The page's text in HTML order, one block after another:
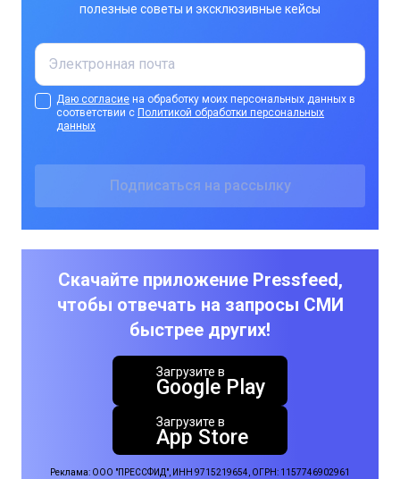
полезные советы и эксклюзивные кейсы
Даю согласие на обработку моих персональных данных в
соответствии с Политикой обработки персональных
данных
Скачайте приложение Pressfeed,
чтобы отвечать на запросы СМИ
быстрее других!
Загрузите в
Google Play
Загрузите в
App Store
Реклама: ООО "ПРЕССФИД", ИНН 9715219654, ОГРН: 1157746902961